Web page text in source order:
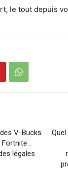
le tout depuis
V-Bucks
:
légales